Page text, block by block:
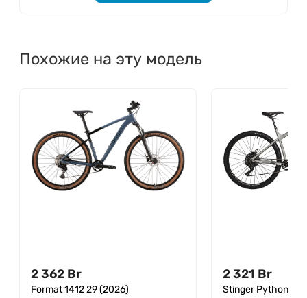
Похожие на эту модель
2 362 Br
Format 1412 29 (2026)
2 321 Br
Stinger Python